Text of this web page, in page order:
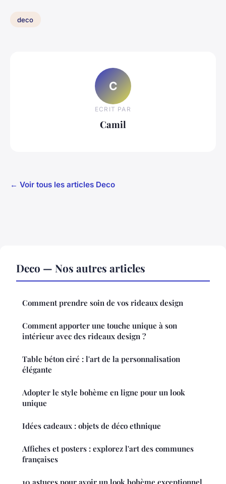
deco
C
ECRIT PAR
Camil
← Voir tous les articles Deco
Deco — Nos autres articles
Comment prendre soin de vos rideaux design
Comment apporter une touche unique à son
intérieur avec des rideaux design ?
Table béton ciré : l'art de la personnalisation
élégante
Adopter le style bohème en ligne pour un look
unique
Idées cadeaux : objets de déco ethnique
Affiches et posters : explorez l'art des communes
françaises
10 astuces pour avoir un look bohème exceptionnel